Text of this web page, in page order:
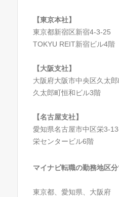
【東京本社】
東京都新宿区新宿4-3-25
TOKYU REIT新宿ビル4階
【大阪支社】
大阪府大阪市中央区久太
久太郎町恒和ビル3階
【名古屋支社】
愛知県名古屋市中区栄3-
栄センタービル6階
マイナビ転職の勤務地区
東京都、愛知県、大阪府